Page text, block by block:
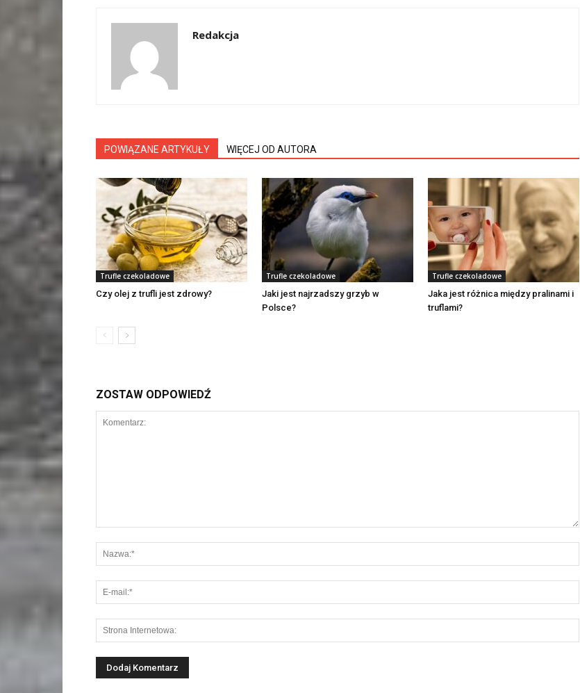
Redakcja
POWIĄZANE ARTYKUŁY WIĘCEJ OD AUTORA
Trufle czekoladowe
Czy olej z trufli jest zdrowy?
Trufle czekoladowe
Jaki jest najrzadszy grzyb w
Polsce?
Trufle czekoladowe
Jaka jest różnica między pralinami i
truflami?
ZOSTAW ODPOWIEDŹ